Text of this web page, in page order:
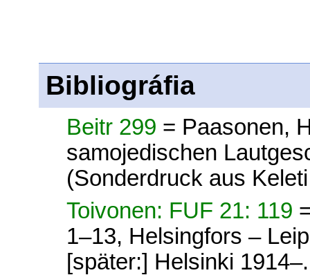
Bibliográfia
Beitr 299 = Paasonen,
samojedischen
(Sonderdruck aus
Toivonen: FUF 21: 119
1–13, Helsingfors –
[später:] Helsinki 1914–.